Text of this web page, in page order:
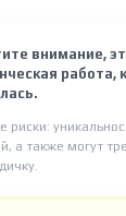
внимание,
работа,
риски:
а также могут